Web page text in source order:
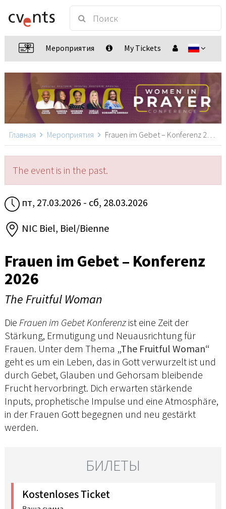
Мероприятия My Tickets
Главная Мероприятия Frauen im Gebet – Konferenz 2026, Biel/Bienne
The event is in the past.
пт, 27.03.2026 - сб, 28.03.2026
NIC Biel, Biel/Bienne
Frauen im Gebet – Konferenz
2026
The Fruitful Woman
Die Frauen im Gebet Konferenzist eine Zeit der
Stärkung, Ermutigung und Neuausrichtung für
Frauen. Unter dem Thema „The Fruitful Woman“
geht es um ein Leben, das in Gott verwurzelt ist und
durch Gebet, Glauben und Gehorsam bleibende
Frucht hervorbringt. Dich erwarten stärkende
Inputs, prophetische Impulse und eine Atmosphäre,
in der Frauen Gott begegnen und neu gestärkt
werden.